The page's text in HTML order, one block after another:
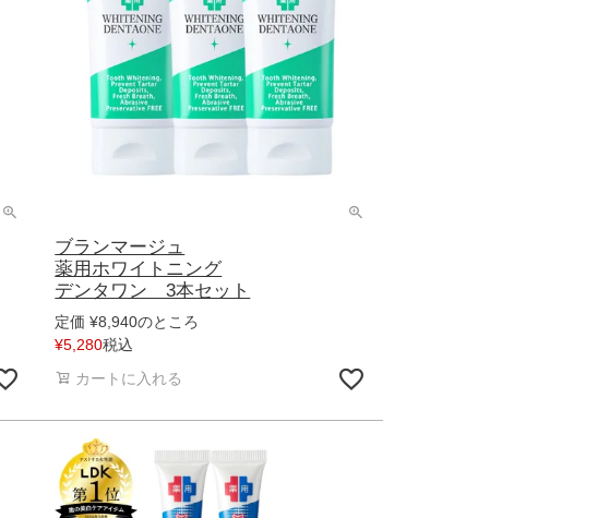
ブランマージュ
薬用ホワイトニング
デンタワン 3本セット
定価 ¥8,940のところ
¥5,280税込
カートに入れる